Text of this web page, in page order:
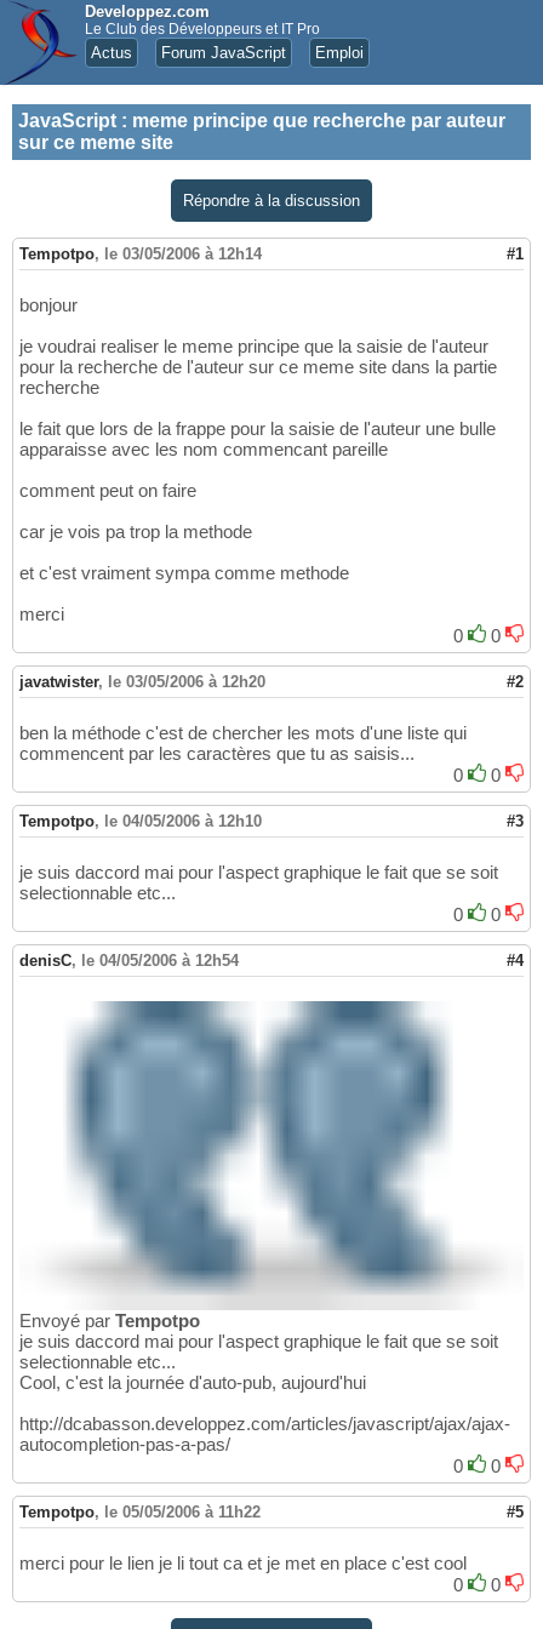
Developpez.com
Le Club des Développeurs et IT Pro
Actus Forum JavaScript Emploi
JavaScript : meme principe que recherche par auteur
sur ce meme site
Répondre à la discussion
Tempotpo, le 03/05/2006 à 12h14 #1
bonjour
je voudrai realiser le meme principe que la saisie de l'auteur
pour la recherche de l'auteur sur ce meme site dans la partie
recherche
le fait que lors de la frappe pour la saisie de l'auteur une bulle
apparaisse avec les nom commencant pareille
comment peut on faire
car je vois pa trop la methode
et c'est vraiment sympa comme methode
merci
0
0
javatwister, le 03/05/2006 à 12h20 #2
ben la méthode c'est de chercher les mots d'une liste qui
commencent par les caractères que tu as saisis...
0
0
Tempotpo, le 04/05/2006 à 12h10 #3
je suis daccord mai pour l'aspect graphique le fait que se soit
selectionnable etc...
0
0
denisC, le 04/05/2006 à 12h54 #4
Envoyé par Tempotpo
je suis daccord mai pour l'aspect graphique le fait que se soit
selectionnable etc...
Cool, c'est la journée d'auto-pub, aujourd'hui
http://dcabasson.developpez.com/articles/javascript/ajax/ajax-
autocompletion-pas-a-pas/
0
0
Tempotpo, le 05/05/2006 à 11h22 #5
merci pour le lien je li tout ca et je met en place c'est cool
0
0